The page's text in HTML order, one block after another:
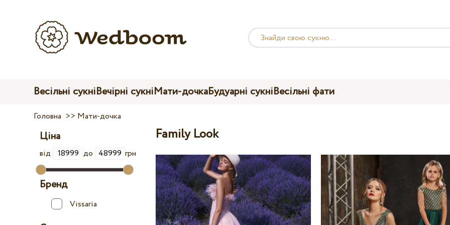
Весільні сукніВечірні сукніМати-дочкаБудуарні сукніВесільні фати
Головна >> Мати-дочка
Ціна
від до грн
Бренд
Vissaria
Family Look